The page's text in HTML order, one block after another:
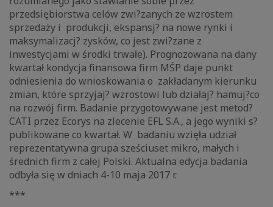
przedsiębiorstwa celów zwi?zanych ze wzrostem
sprzedaży i produkcji, ekspansj? na nowe rynki i
maksymalizacj? zysków, co jest zwi?zane z
inwestycjami w środki trwałe). Prognozowana na dany
kwartał kondycja finansowa firm MŚP daje punkt
odniesienia do wnioskowania o zakładanym kierunku
zmian, które sprzyjaj? wzrostowi lub działaj? hamuj?co
na rozwój firm. Badanie przygotowywane jest metod?
CATI przez Ecorys na zlecenie EFL S.A., a jego wyniki s?
publikowane co kwartał. W badaniu wzięła udział
reprezentatywna grupa sześciuset mikro, małych i
średnich firm z całej Polski. Aktualna edycja badania
odbyła się w dniach 4-10 maja 2017 r.
***